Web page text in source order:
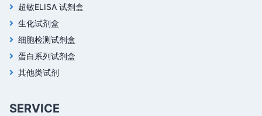
超敏ELISA 试剂盒
生化试剂盒
细胞检测试剂盒
蛋白系列试剂盒
其他类试剂
SERVICE